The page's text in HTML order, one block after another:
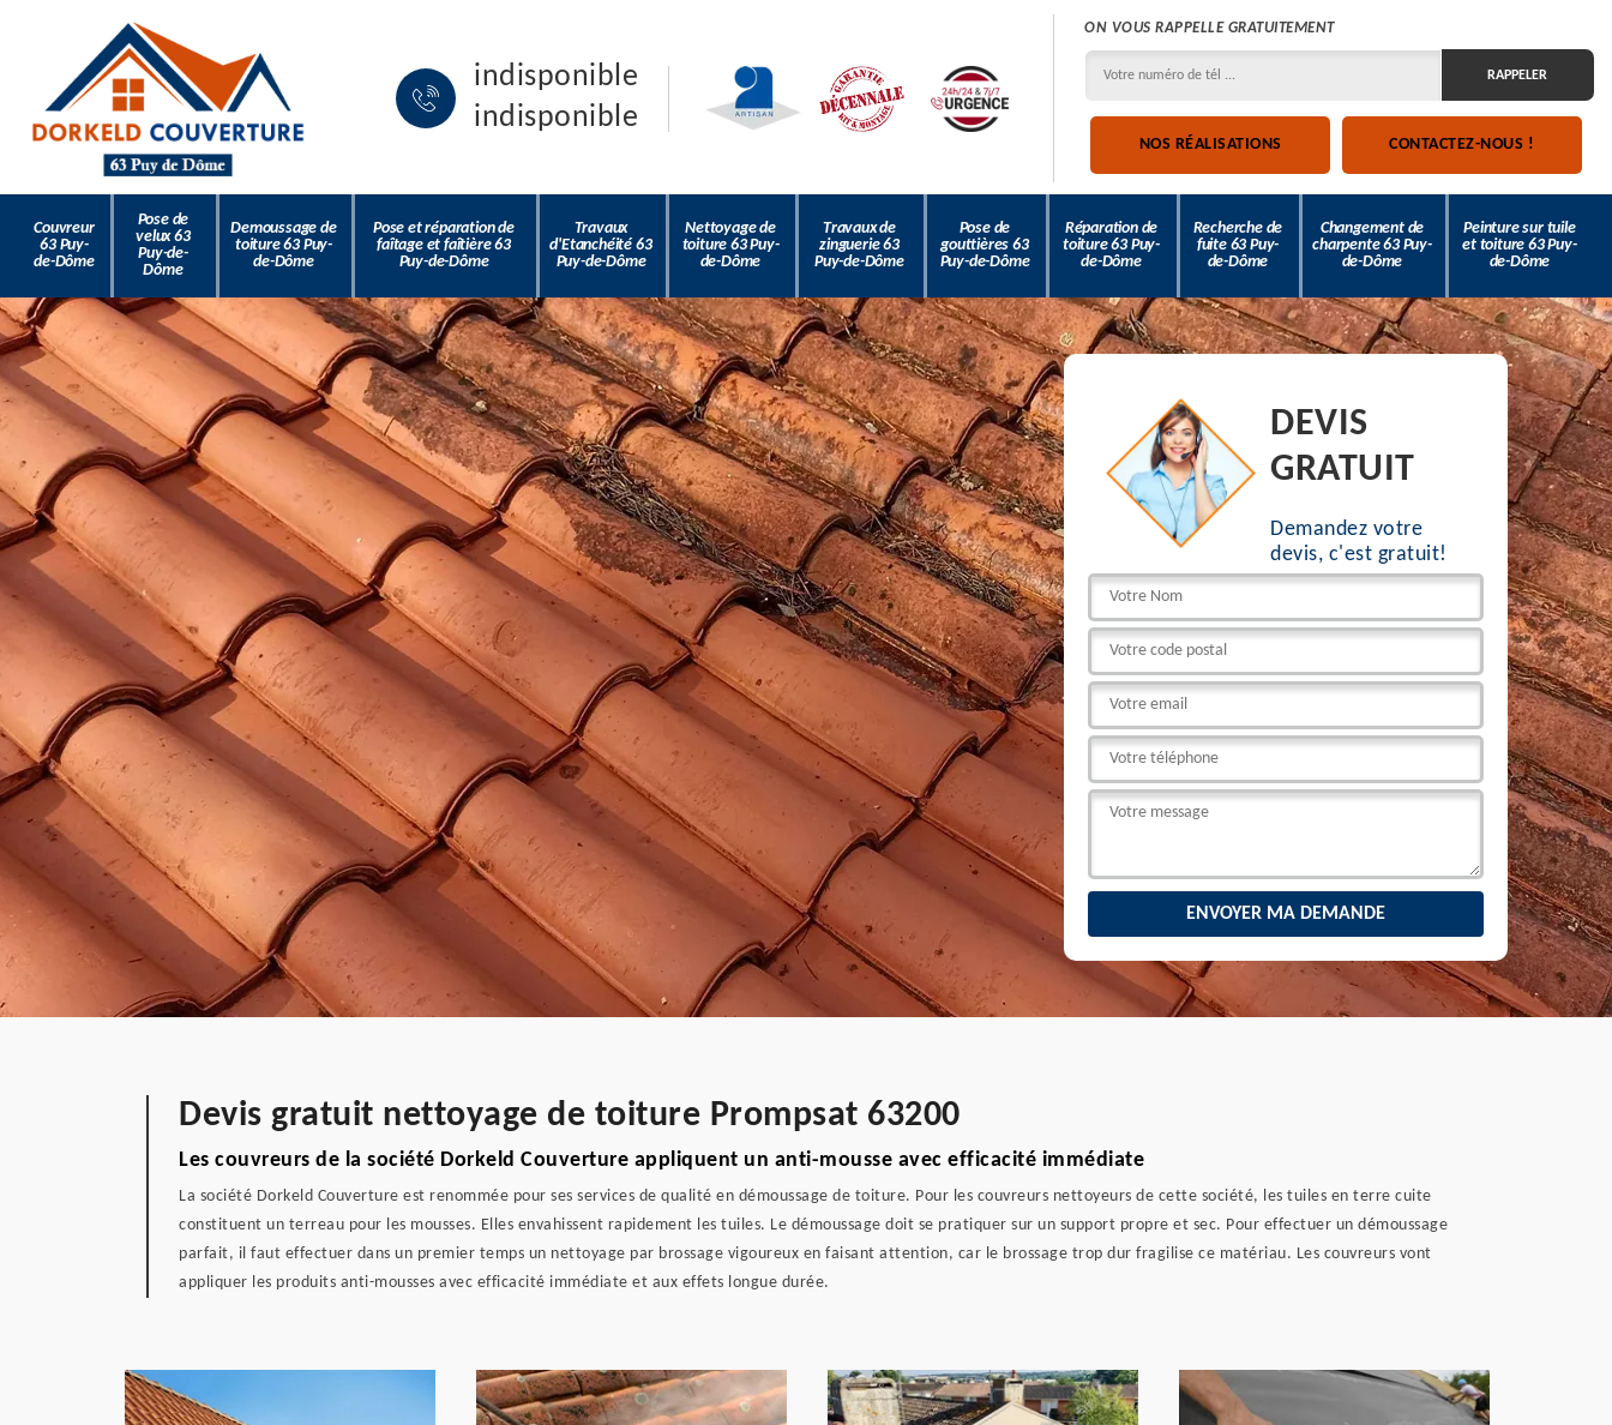
indisponible
indisponible
ON VOUS RAPPELLE GRATUITEMENT
NOS RÉALISATIONS CONTACTEZ-NOUS !
Couvreur
63 Puy-
de-Dôme
Pose de
velux 63
Puy-de-
Dôme
Demoussage de
toiture 63 Puy-
de-Dôme
Pose et réparation de
faîtage et faîtière 63
Puy-de-Dôme
Travaux
d'Etanchéité 63
Puy-de-Dôme
Nettoyage de
toiture 63 Puy-
de-Dôme
Travaux de
zinguerie 63
Puy-de-Dôme
Pose de
gouttières 63
Puy-de-Dôme
Réparation de
toiture 63 Puy-
de-Dôme
Recherche de
fuite 63 Puy-
de-Dôme
Changement de
charpente 63 Puy-
de-Dôme
Peinture sur tuile
et toiture 63 Puy-
de-Dôme
DEVIS
GRATUIT
Demandez votre
devis, c'est gratuit!
Devis gratuit nettoyage de toiture Prompsat 63200
Les couvreurs de la société Dorkeld Couverture appliquent un anti-mousse avec efficacité immédiate
La société Dorkeld Couverture est renommée pour ses services de qualité en démoussage de toiture. Pour les couvreurs nettoyeurs de cette société, les tuiles en terre cuite
constituent un terreau pour les mousses. Elles envahissent rapidement les tuiles. Le démoussage doit se pratiquer sur un support propre et sec. Pour effectuer un démoussage
parfait, il faut effectuer dans un premier temps un nettoyage par brossage vigoureux en faisant attention, car le brossage trop dur fragilise ce matériau. Les couvreurs vont
appliquer les produits anti-mousses avec efficacité immédiate et aux effets longue durée.